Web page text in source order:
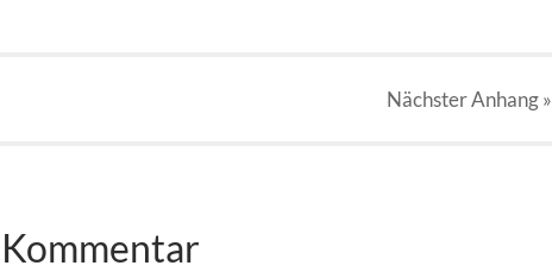
NächsterAnhang»